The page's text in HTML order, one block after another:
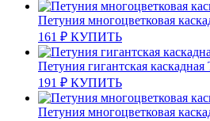
Петуния многоцветковая
161 ₽ КУПИТЬ
Петуния гигантская
191 ₽ КУПИТЬ
Петуния многоцветковая